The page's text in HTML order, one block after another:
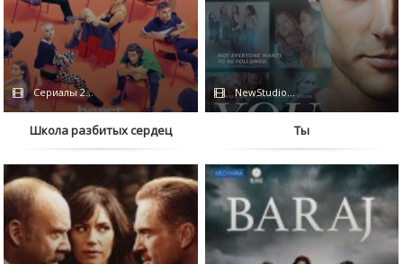
Сериалы 2024 / BaibaKo / HDRezka / Netflix
Школа разбитых сердец
NewStudio / Netflix
Ты